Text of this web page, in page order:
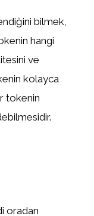
bilmek,
hangi
ve
kolayca
tokenin
oradan